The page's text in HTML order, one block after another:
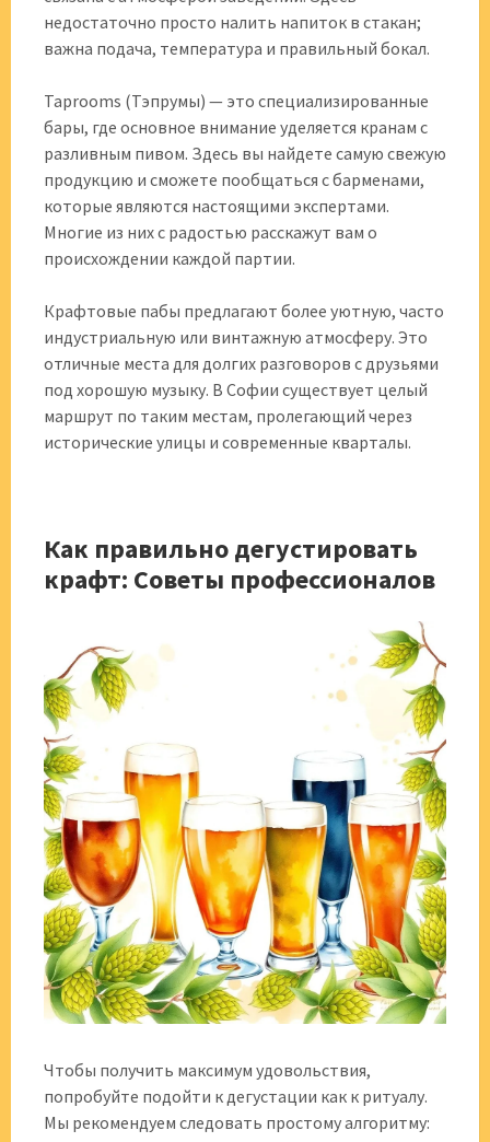
недостаточно просто налить напиток в стакан;
важна подача, температура и правильный бокал.
Taprooms (Тэпрумы) — это специализированные
бары, где основное внимание уделяется кранам с
разливным пивом. Здесь вы найдете самую свежую
продукцию и сможете пообщаться с барменами,
которые являются настоящими экспертами.
Многие из них с радостью расскажут вам о
происхождении каждой партии.
Крафтовые пабы предлагают более уютную, часто
индустриальную или винтажную атмосферу. Это
отличные места для долгих разговоров с друзьями
под хорошую музыку. В Софии существует целый
маршрут по таким местам, пролегающий через
исторические улицы и современные кварталы.
Как правильно дегустировать
крафт: Советы профессионалов
Чтобы получить максимум удовольствия,
попробуйте подойти к дегустации как к ритуалу.
Мы рекомендуем следовать простому алгоритму: